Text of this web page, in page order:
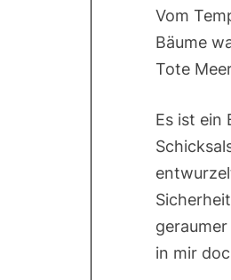
Vom
Bäume
Tote
Es ist ein
in mir